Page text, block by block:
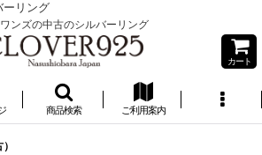
ーリング
ンズの中古のシルバーリング
カート
商品検索 ご利用案内